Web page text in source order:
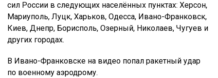
сил России в следующих населённых пунктах: Херсон,
Мариуполь, Луцк, Харьков, Одесса, Ивано-Франковск,
Киев, Днепр, Борисполь, Озерный, Николаев, Чугуев и
других городах.
В Ивано-Франковске на видео попал ракетный удар
по военному аэродрому.